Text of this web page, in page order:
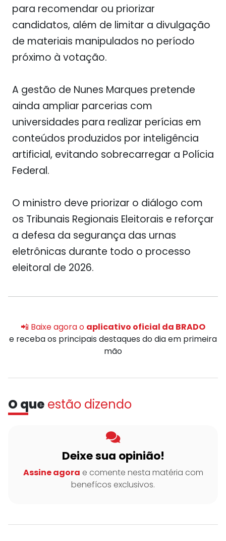
para recomendar ou priorizar
candidatos, além de limitar a divulgação
de materiais manipulados no período
próximo à votação.
A gestão de Nunes Marques pretende
ainda ampliar parcerias com
universidades para realizar perícias em
conteúdos produzidos por inteligência
artificial, evitando sobrecarregar a Polícia
Federal.
O ministro deve priorizar o diálogo com
os Tribunais Regionais Eleitorais e reforçar
a defesa da segurança das urnas
eletrônicas durante todo o processo
eleitoral de 2026.
📲 Baixe agora o aplicativo oficial da BRADO
e receba os principais destaques do dia em primeira
mão
O que estão dizendo
Deixe sua opinião!
Assine agora e comente nesta matéria com
benefícos exclusivos.